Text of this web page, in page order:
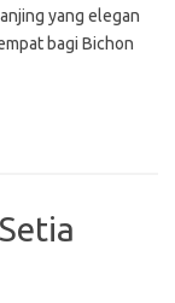
yang elegan
bagi Bichon